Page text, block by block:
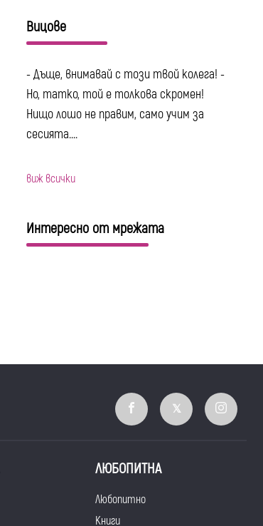
Вицове
- Дъще, внимавай с този твой колега! -
Но, татко, той е толкова скромен!
Нищо лошо не правим, само учим за
сесията....
виж всички
Интересно от мрежата
ЛЮБОПИТНА
Любопитно
Книги